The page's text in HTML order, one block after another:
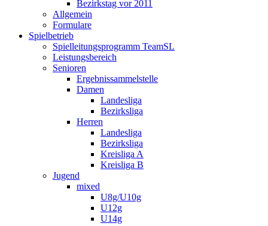
Bezirkstag vor 2011
Allgemein
Formulare
Spielbetrieb
Spielleitungsprogramm TeamSL
Leistungsbereich
Senioren
Ergebnissammelstelle
Damen
Landesliga
Bezirksliga
Herren
Landesliga
Bezirksliga
Kreisliga A
Kreisliga B
Jugend
mixed
U8g/U10g
U12g
U14g